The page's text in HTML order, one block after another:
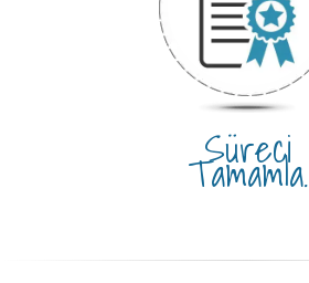
Süreci
Tamamla.